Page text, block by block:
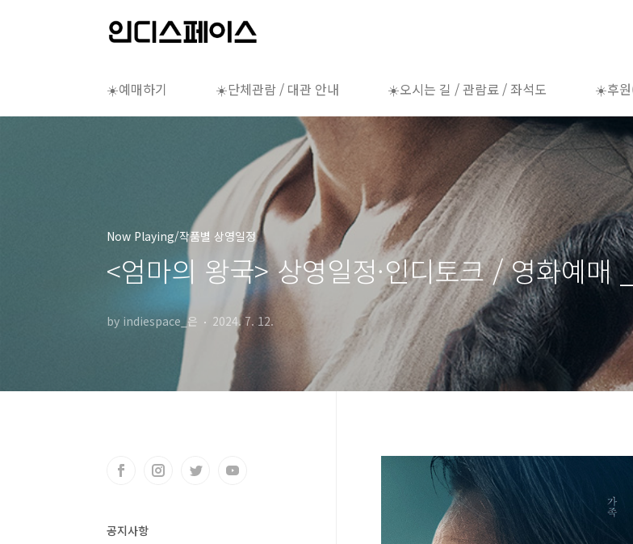
☀️예매하기 ☀️단체관람 / 대관 안내 ☀️오시는 길 / 관람료 / 좌석도 ☀️후원
Now Playing/작품별 상영일정
<엄마의 왕국> 상영일정·인디토크 / 영화예매
by indiespace_은 2024. 7. 12.
공지사항